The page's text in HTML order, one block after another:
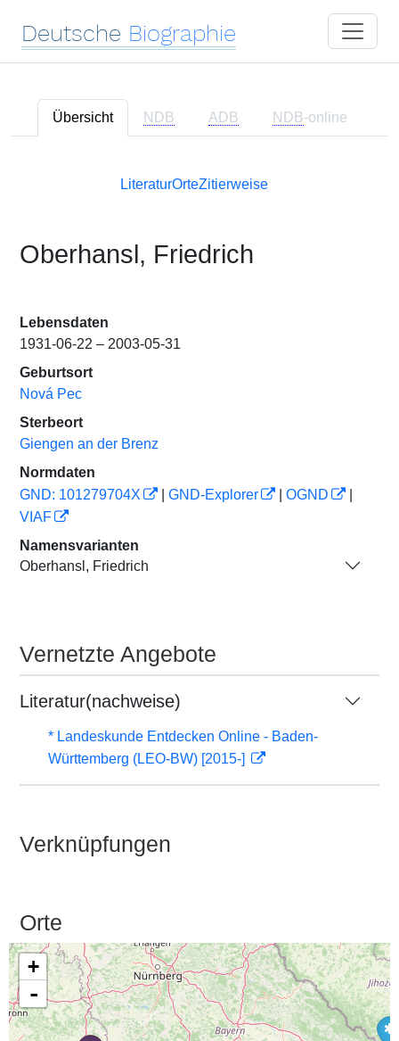
Deutsche Biographie
Übersicht NDB ADB NDB-online
LiteraturOrteZitierweise
Oberhansl, Friedrich
Lebensdaten
1931-06-22 – 2003-05-31
Geburtsort
Nová Pec
Sterbeort
Giengen an der Brenz
Normdaten
GND: 101279704X
GND-Explorer OGND
VIAF
Namensvarianten
Oberhansl, Friedrich
Vernetzte Angebote
Literatur(nachweise)
* Landeskunde Entdecken Online - Baden-
Württemberg (LEO-BW) [2015-]
Verknüpfungen
Orte
+
-